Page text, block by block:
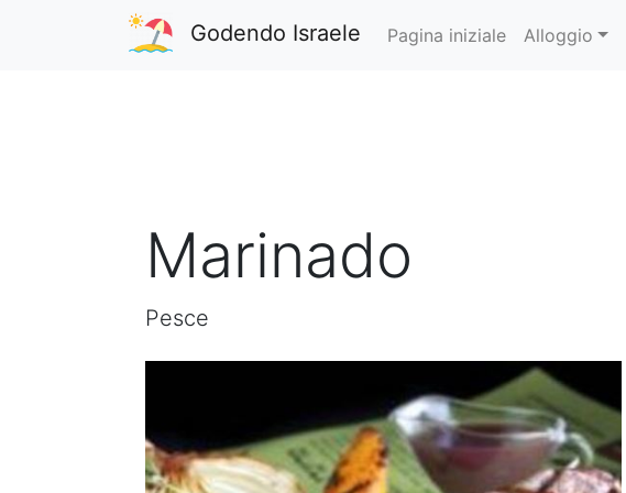
Godendo Israele Pagina iniziale Alloggio
Marinado
Pesce